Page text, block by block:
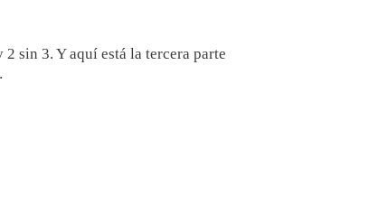
sin 3. Y aquí está la tercera parte